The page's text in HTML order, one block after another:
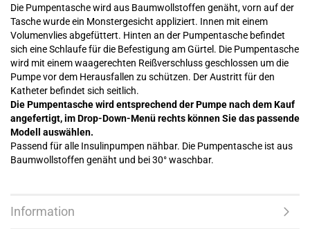
Die Pumpentasche wird aus Baumwollstoffen genäht, vorn auf der
Tasche wurde ein Monstergesicht appliziert. Innen mit einem
Volumenvlies abgefüttert. Hinten an der Pumpentasche befindet
sich eine Schlaufe für die Befestigung am Gürtel. Die Pumpentasche
wird mit einem waagerechten Reißverschluss geschlossen um die
Pumpe vor dem Herausfallen zu schützen. Der Austritt für den
Katheter befindet sich seitlich.
Die Pumpentasche wird entsprechend der Pumpe nach dem Kauf
angefertigt, im Drop-Down-Menü rechts können Sie das passende
Modell auswählen.
Passend für alle Insulinpumpen nähbar. Die Pumpentasche ist aus
Baumwollstoffen genäht und bei 30° waschbar.
Information